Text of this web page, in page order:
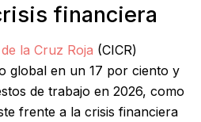
financiera
la Cruz Roja (CICR)
global en un 17 por ciento y
de trabajo en 2026, como
frente a la crisis financiera